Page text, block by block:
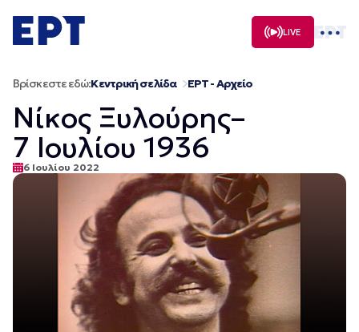
σε
περιεχόμενο
LIVE
Βρίσκεστε εδώ:Κεντρική σελίδα ΕΡΤ - Αρχείο
Νίκος Ξυλούρης–
7 Ιουλίου 1936
6 Ιουλίου 2022